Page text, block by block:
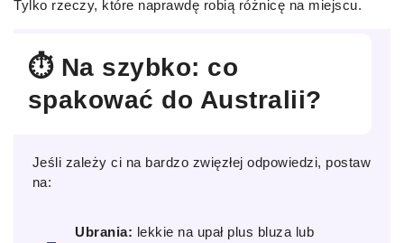
Tylko rzeczy, które naprawdę robią różnicę na miejscu.
⏱️ Na szybko: co
spakować do Australii?
Jeśli zależy ci na bardzo zwięzłej odpowiedzi, postaw
na:
Ubrania: lekkie na upał plus bluza lub